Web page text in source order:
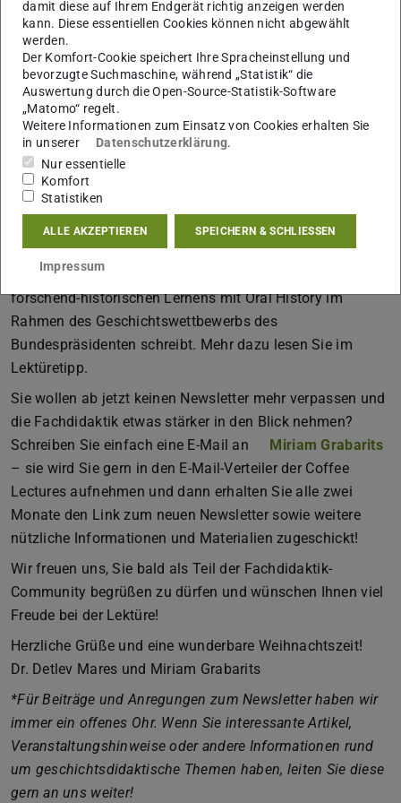
hinweisen: durch eine Änderung in der OAVO steht hier die
im Abitur verpflichtende Einbringung der Q3 auf der Kippe
– warum das problematisch ist, lesen Sie am besten im
Newsletter und der Pressemitteilung nach.
Sollten Sie sich im neuen Semester vorgenommen haben,
endlich das (digitale) Zettelchaos in den Griff zu kriegen,
dann ist das von uns vorgestellte Tool „Obsidian“ etwas
für Sie. Als digitaler Zettelkasten kann er prima mit den
üblichen Literaturverwaltungsprogrammen kombiniert
werden. Gesichtet haben wir für Sie darüber hinaus die
2024 erschienene Dissertation von Lukas Greven, der in
seiner fundierten Arbeit über die Entwicklungen
forschend-historischen Lernens mit Oral History im
Rahmen des Geschichtswettbewerbs des
Bundespräsidenten schreibt. Mehr dazu lesen Sie im
Lektüretipp.
Sie wollen ab jetzt keinen Newsletter mehr verpassen und
die Fachdidaktik etwas stärker in den Blick nehmen?
Schreiben Sie einfach eine E-Mail an
Miriam Grabarits
– sie wird Sie gern in den E-Mail-Verteiler der Coffee
Lectures aufnehmen und dann erhalten Sie alle zwei
Monate den Link zum neuen Newsletter sowie weitere
nützliche Informationen und Materialien zugeschickt!
Wir freuen uns, Sie bald als Teil der Fachdidaktik-
Community begrüßen zu dürfen und wünschen Ihnen viel
Freude bei der Lektüre!
Herzliche Grüße und eine wunderbare Weihnachtszeit!
Dr. Detlev Mares und Miriam Grabarits
*Für Beiträge und Anregungen zum Newsletter haben wir
immer ein offenes Ohr. Wenn Sie interessante Artikel,
Veranstaltungshinweise oder andere Informationen rund
um geschichtsdidaktische Themen haben, leiten Sie diese
gern an uns weiter!
damit diese auf Ihrem Endgerät richtig anzeigen werden
kann. Diese essentiellen Cookies können nicht abgewählt
werden.
Der Komfort-Cookie speichert Ihre Spracheinstellung und
bevorzugte Suchmaschine, während „Statistik“ die
Auswertung durch die Open-Source-Statistik-Software
„Matomo“ regelt.
Weitere Informationen zum Einsatz von Cookies erhalten Sie
in unserer
Datenschutzerklärung.
Nur essentielle
Komfort
Statistiken
ALLE AKZEPTIEREN SPEICHERN & SCHLIESSEN
Impressum